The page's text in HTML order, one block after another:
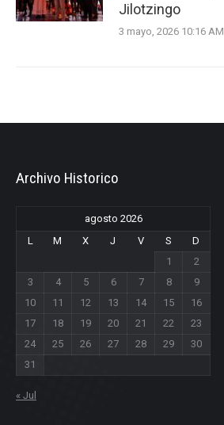
Jilotzingo
3 mayo, 2026 10:16 AM
Archivo Historico
agosto 2026
L
M X J V S
D
1
2
3
4 5 6 7 8
9
10
11 12 13 14 15
16
17
18 19 20 21 22
23
24
25 26 27 28 29
30
31
« Jul